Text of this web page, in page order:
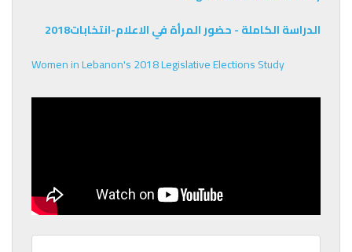
الدراسة الكاملة - حضور المرأة في الاعلام-انتخابات2018
Women in Lebanon's 2018 Legislative Elections Study